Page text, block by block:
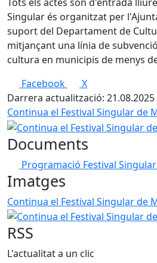
Singular és organitzat per
suport del Departament de
mitjançant una línia de
cultura en municipis de menys
Facebook
X
Darrera actualització:
Continua el Festival Singular de
Documents
Programació Festival
Imatges
Continua el Festival Singular de
RSS
L'actualitat a un clic